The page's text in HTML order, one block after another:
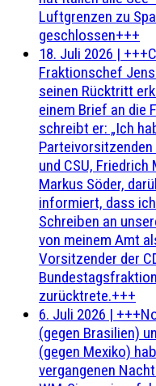
Luftgrenzen zu
geschlossen+++
18. Juli 2026 |
Fraktionschef
seinen Rücktritt
einem Brief an die
schreibt er: „Ich
Parteivorsitzenden
und CSU, Friedrich
Markus Söder,
informiert, dass
Schreiben an
von meinem Amt
Vorsitzender der
Bundestagsfraktion
zurücktrete.+++
6. Juli 2026 |
(gegen Brasilien)
(gegen Mexiko)
vergangenen